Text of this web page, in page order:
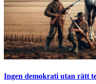
Ingen demokrati utan rätt